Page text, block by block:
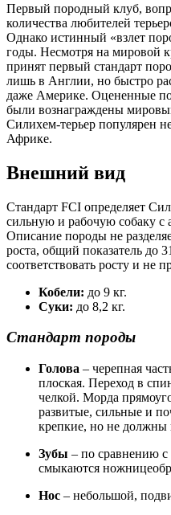
Первый породный клуб,
количества любителей
Однако истинный «взлет
годы. Несмотря на мировой
принят первый стандарт
лишь в Англии, но быстро
даже Америке. Оцененные по
были вознаграждены
Силихем-терьер популярен
Африке.
Внешний вид
Стандарт FCI определяет
сильную и рабочую собаку с
Описание породы не
роста, общий показатель до
соответствовать росту и не
Кобели: до 9 кг.
Суки: до 8,2 кг.
Стандарт породы
Голова – черепная
плоская. Переход в
челкой. Морда
развитые, сильные и
крепкие, но не должны
Зубы – по сравнению с
смыкаются
Нос – небольшой,